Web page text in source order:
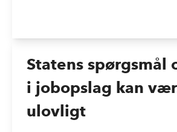
Statens spørgsmål
i jobopslag kan
ulovligt